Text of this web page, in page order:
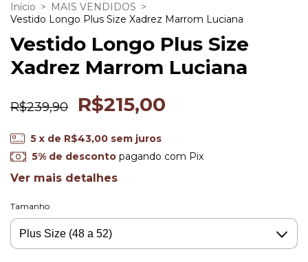
Início > MAIS VENDIDOS >
Vestido Longo Plus Size Xadrez Marrom Luciana
Vestido Longo Plus Size
Xadrez Marrom Luciana
R$239,90 R$215,00
5 x de R$43,00 sem juros
5% de desconto pagando com Pix
Ver mais detalhes
Tamanho